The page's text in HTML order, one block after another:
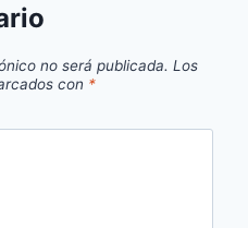
no será publicada. Los
con *